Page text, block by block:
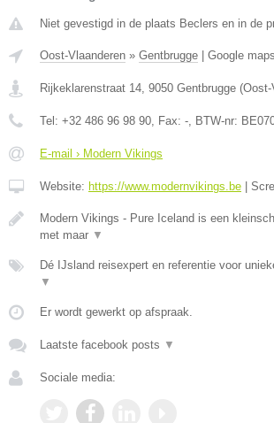
Niet gevestigd in de plaats Beclers en in de
Oost-Vlaanderen » Gentbrugge Google maps
Rijkeklarenstraat 14, 9050 Gentbrugge (Oost-
Tel: +32 486 96 98 90, Fax: -, BTW-nr:
E-mail › Modern Vikings
Website: https://www.modernvikings.be
Modern Vikings - Pure Iceland is een
met maar ▼
Dé IJsland reisexpert en referentie voor
▼
Er wordt gewerkt op afspraak.
Laatste facebook posts ▼
Sociale media: